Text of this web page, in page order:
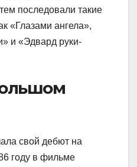
последовали такие
«Глазами ангела»,
и «Эдвард руки-
свой дебют на
году в фильме